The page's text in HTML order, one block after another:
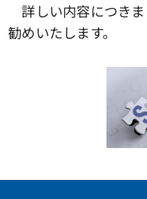
詳しい内容につき
勧めいたします。